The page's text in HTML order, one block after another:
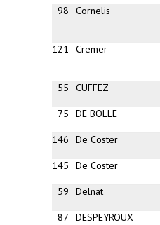
98 Cornelis
121 Cremer
55 CUFFEZ
75 DE BOLLE
146 De Coster
145 De Coster
59 Delnat
87 DESPEYROUX